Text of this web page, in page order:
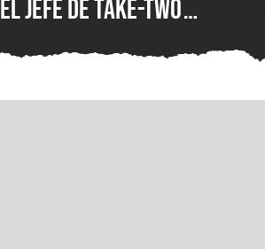
el jefe de Take-Two
creatividad humana